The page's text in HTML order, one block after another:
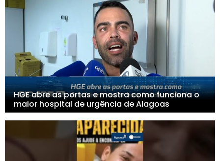
HGE abre as portas e mostra como funciona o
maior hospital de urgência de Alagoas